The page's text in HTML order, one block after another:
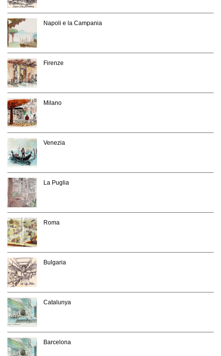
Napoli e la Campania
Firenze
Milano
Venezia
La Puglia
Roma
Bulgaria
Catalunya
Barcelona